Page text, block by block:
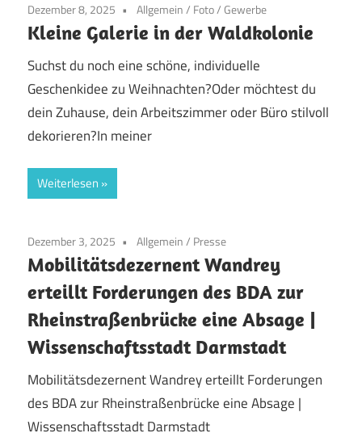
Dezember 8, 2025 Allgemein/ Foto/Gewerbe
Kleine Galerie in der Waldkolonie
Suchst du noch eine schöne, individuelle
Geschenkidee zu Weihnachten?Oder möchtest du
dein Zuhause, dein Arbeitszimmer oder Büro stilvoll
dekorieren?In meiner
Weiterlesen
Dezember 3, 2025 Allgemein/ Presse
Mobilitätsdezernent Wandrey
erteillt Forderungen des BDA zur
Rheinstraßenbrücke eine Absage |
Wissenschaftsstadt Darmstadt
Mobilitätsdezernent Wandrey erteillt Forderungen
des BDA zur Rheinstraßenbrücke eine Absage |
Wissenschaftsstadt Darmstadt